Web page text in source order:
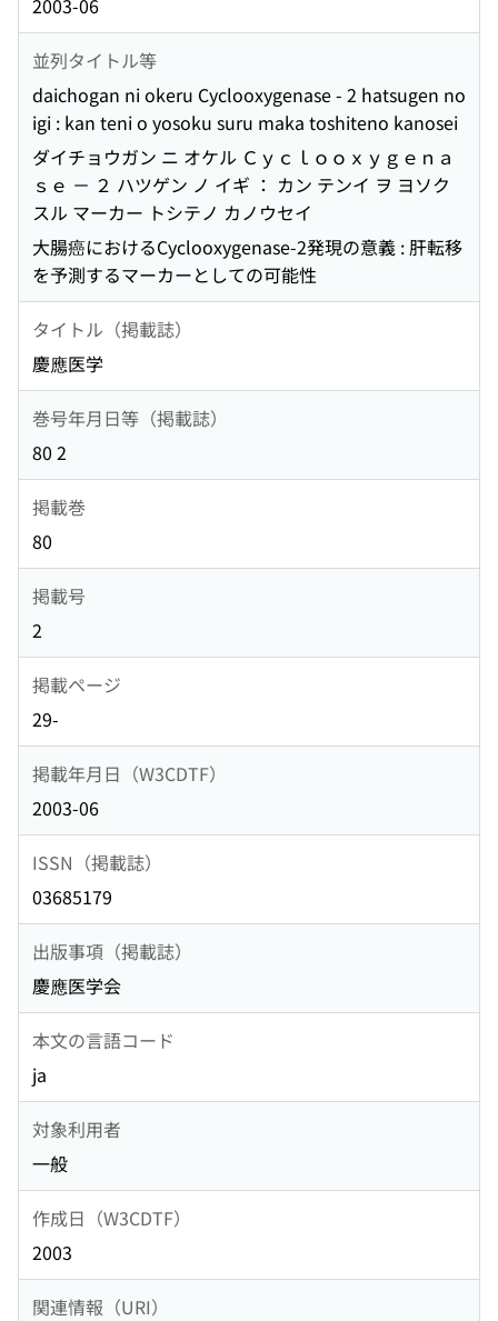
2003-06
並列タイトル等
daichogan ni okeru Cyclooxygenase - 2 hatsugen no
igi : kan teni o yosoku suru maka toshiteno kanosei
ダイチョウガン ニ オケル Ｃｙｃｌｏｏｘｙｇｅｎａ
ｓｅ － ２ ハツゲン ノ イギ ： カン テンイ ヲ ヨソク
スル マーカー トシテノ カノウセイ
大腸癌におけるCyclooxygenase-2発現の意義 : 肝転移
を予測するマーカーとしての可能性
タイトル（掲載誌）
慶應医学
巻号年月日等（掲載誌）
80 2
掲載巻
80
掲載号
2
掲載ページ
29-
掲載年月日（W3CDTF）
2003-06
ISSN（掲載誌）
03685179
出版事項（掲載誌）
慶應医学会
本文の言語コード
ja
対象利用者
一般
作成日（W3CDTF）
2003
関連情報（URI）